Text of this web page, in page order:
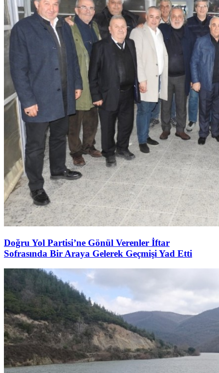
Doğru Yol Partisi’ne Gönül Verenler İftar
Sofrasında Bir Araya Gelerek Geçmişi Yad Etti